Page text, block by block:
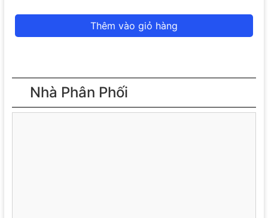
Thêm vào giỏ hàng
Nhà Phân Phối